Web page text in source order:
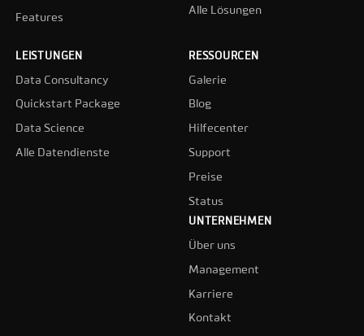
Features
Alle Lösungen
LEISTUNGEN
Data Consultancy
Quickstart Package
Data Science
Alle Datendienste
RESSOURCEN
Galerie
Blog
Hilfecenter
Support
Preise
Status
UNTERNEHMEN
Über uns
Management
Karriere
Kontakt